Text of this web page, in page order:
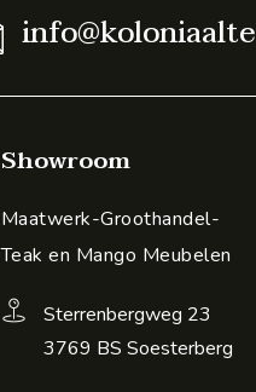
Showroom
Maatwerk-Groothandel-
Teak en Mango Meubelen
Sterrenbergweg 23
3769 BS Soesterberg